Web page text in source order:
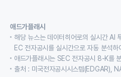
애드가플래시
해당 뉴스는 데이터히어로의 실시간 AI
EC 전자공시를 실시간으로 자동 분석하
애드가플래시는 SEC 전자공시 8-K를
출처 : 미국전자공시시스템(EDGAR),